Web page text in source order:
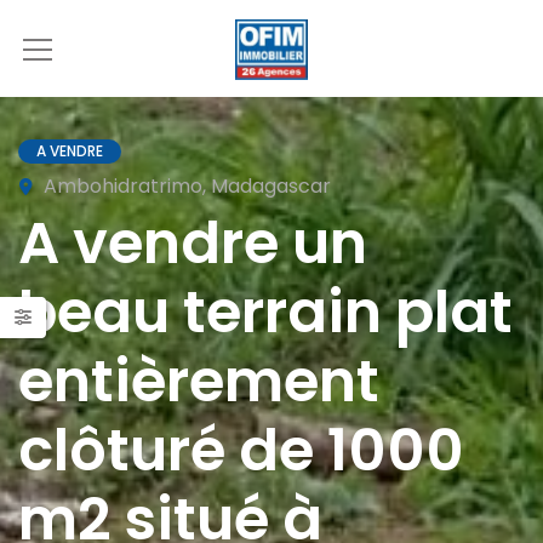
A VENDRE
Ambohidratrimo, Madagascar
A vendre un
beau terrain plat
entièrement
clôturé de 1000
m2 situé à